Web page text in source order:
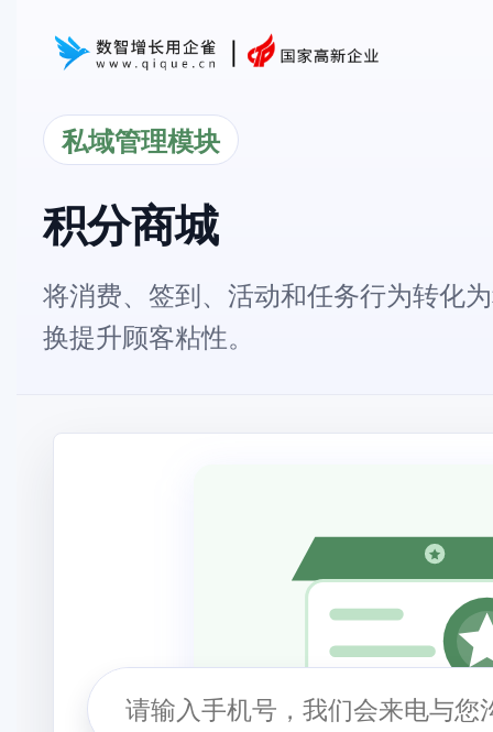
私域管理模块
积分商城
将消费、签到、活动和任务行为转化
换提升顾客粘性。